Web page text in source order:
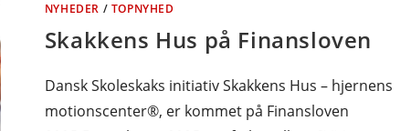
NYHEDER / TOPNYHED
Skakkens Hus på Finansloven
Dansk Skoleskaks initiativ Skakkens Hus – hjernens
motionscenter®, er kommet på Finansloven